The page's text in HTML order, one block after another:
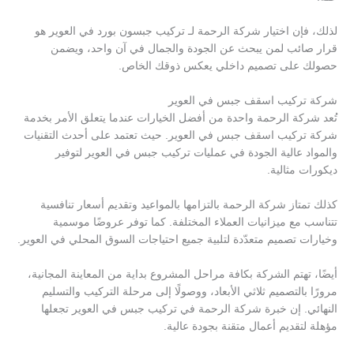
لذلك، فإن اختيار شركة الرحمة لـ تركيب جبسون بورد في العوير هو
قرار صائب لمن يبحث عن الجودة والجمال في آن واحد، ويضمن
حصولك على تصميم داخلي يعكس ذوقك الخاص.
شركة تركيب اسقف جبس في العوير
تُعد شركة الرحمة واحدة من أفضل الخيارات عندما يتعلق الأمر بخدمة
شركة تركيب اسقف جبس في العوير. حيث تعتمد على أحدث التقنيات
والمواد عالية الجودة في عمليات تركيب جبس في العوير لتوفير
ديكورات مثالية.
كذلك تمتاز شركة الرحمة بالتزامها بالمواعيد وتقديم أسعار تنافسية
تتناسب مع ميزانيات العملاء المختلفة. كما توفر عروضًا موسمية
وخيارات تصميم متعدّدة لتلبية جميع احتياجات السوق المحلي في العوير.
أيضًا، تهتم الشركة بكافة مراحل المشروع بداية من المعاينة المجانية،
مرورًا بالتصميم ثلاثي الأبعاد، ووصولًا إلى مرحلة التركيب والتسليم
النهائي. إن خبرة شركة الرحمة في تركيب جبس في العوير تجعلها
مؤهلة لتقديم أعمال متقنة بجودة عالية.